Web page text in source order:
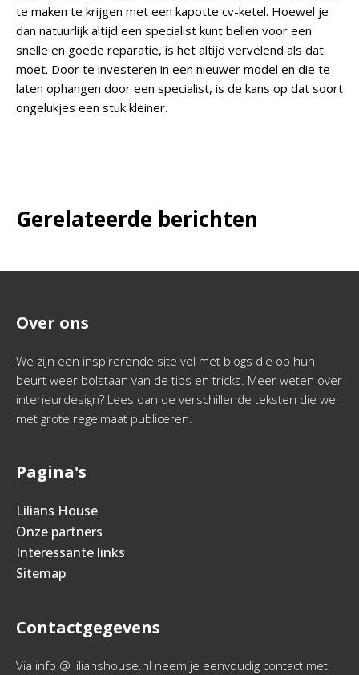
te maken te krijgen met een kapotte cv-ketel. Hoewel je
dan natuurlijk altijd een specialist kunt bellen voor een
snelle en goede reparatie, is het altijd vervelend als dat
moet. Door te investeren in een nieuwer model en die te
laten ophangen door een specialist, is de kans op dat soort
ongelukjes een stuk kleiner.
Gerelateerde berichten
Over ons
We zijn een inspirerende site vol met blogs die op hun
beurt weer bolstaan van de tips en tricks. Meer weten over
interieurdesign? Lees dan de verschillende teksten die we
met grote regelmaat publiceren.
Pagina's
Lilians House
Onze partners
Interessante links
Sitemap
Contactgegevens
Via info @ lilianshouse.nl neem je eenvoudig contact met